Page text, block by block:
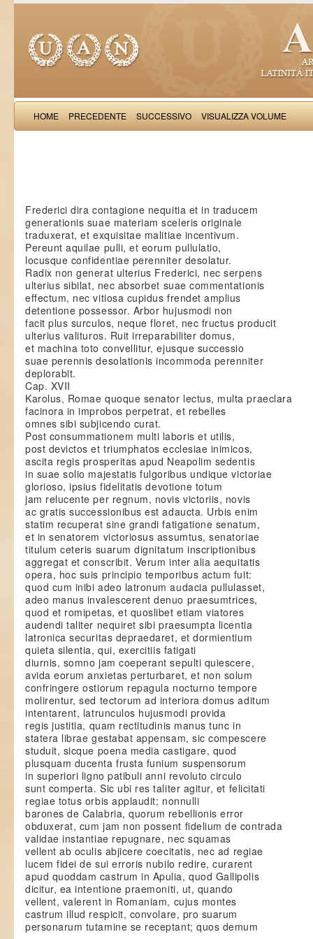
HOME PRECEDENTE SUCCESSIVO VISUALIZZA VOLUME
Frederici dira contagione nequitia et in traducem
generationis suae materiam sceleris originale
traduxerat, et exquisitae malitiae incentivum.
Pereunt aquilae pulli, et eorum pullulatio,
locusque confidentiae perenniter desolatur.
Radix non generat ulterius Frederici, nec serpens
ulterius sibilat, nec absorbet suae commentationis
effectum, nec vitiosa cupidus frendet amplius
detentione possessor. Arbor hujusmodi non
facit plus surculos, neque floret, nec fructus producit
ulterius valituros. Ruit irreparabiliter domus,
et machina toto convellitur, ejusque successio
suae perennis desolationis incommoda perenniter
deplorabit.
Cap. XVII
Karolus, Romae quoque senator lectus, multa praeclara
facinora in improbos perpetrat, et rebelles
omnes sibi subjicendo curat.
Post consummationem multi laboris et utilis,
post devictos et triumphatos ecclesiae inimicos,
ascita regis prosperitas apud Neapolim sedentis
in suae solio majestatis fulgoribus undique victoriae
glorioso, ipsius fidelitatis devotione totum
jam relucente per regnum, novis victoriis, novis
ac gratis successionibus est adaucta. Urbis enim
statim recuperat sine grandi fatigatione senatum,
et in senatorem victoriosus assumtus, senatoriae
titulum ceteris suarum dignitatum inscriptionibus
aggregat et conscribit. Verum inter alia aequitatis
opera, hoc suis principio temporibus actum fuit:
quod cum inibi adeo latronum audacia pullulasset,
adeo manus invalescerent denuo praesumtrices,
quod et romipetas, et quoslibet etiam viatores
audendi taliter nequiret sibi praesumpta licentia
latronica securitas depraedaret, et dormientium
quieta silentia, qui, exercitiis fatigati
diurnis, somno jam coeperant sepulti quiescere,
avida eorum anxietas perturbaret, et non solum
confringere ostiorum repagula nocturno tempore
molirentur, sed tectorum ad interiora domus aditum
intentarent, latrunculos hujusmodi provida
regis justitia, quam rectitudinis manus tunc in
statera librae gestabat appensam, sic compescere
studuit, sicque poena media castigare, quod
plusquam ducenta frusta funium suspensorum
in superiori ligno patibuli anni revoluto circulo
sunt comperta. Sic ubi res taliter agitur, et felicitati
regiae totus orbis applaudit; nonnulli
barones de Calabria, quorum rebellionis error
obduxerat, cum jam non possent fidelium de contrada
validae instantiae repugnare, nec squamas
vellent ab oculis abjicere coecitatis, nec ad regiae
lucem fidei de sui erroris nubilo redire, curarent
apud quoddam castrum in Apulia, quod Gallipolis
dicitur, ea intentione praemoniti, ut, quando
vellent, valerent in Romaniam, cujus montes
castrum illud respicit, convolare, pro suarum
personarum tutamine se receptant; quos demum